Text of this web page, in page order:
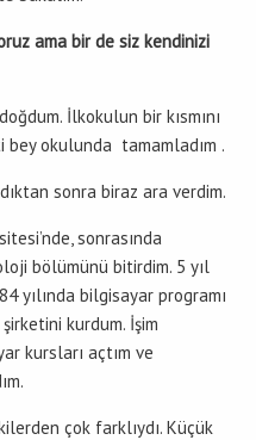
ama bir de siz kendinizi
İlkokulun bir kısmını
bey okulunda tamamladım .
sonra biraz ara verdim.
sonrasında
bölümünü bitirdim. 5 yıl
yılında bilgisayar programı
kurdum. İşim
kursları açtım ve
çok farklıydı. Küçük